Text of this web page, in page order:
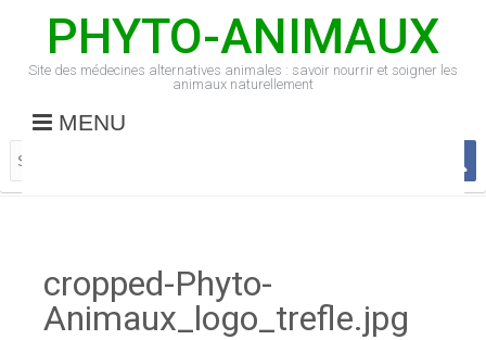
PHYTO-ANIMAUX
Site des médecines alternatives animales : savoir nourrir et soigner les
animaux naturellement
MENU
cropped-Phyto-
Animaux_logo_trefle.jpg